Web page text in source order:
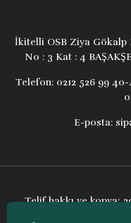
İkitelli OSB Ziya Gökalp
No : 3 Kat : 4
Telefon:0212 526 99 40-
E-posta:
Telif hakkı ve kopya;